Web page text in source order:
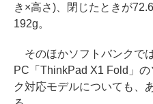
き×高さ)、閉じたときが
192g。
そのほかソフトバンクで
PC「ThinkPad X1 Fold」
ク対応モデルについても、